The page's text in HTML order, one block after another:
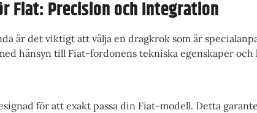
Fiat: Precision och Integration
är det viktigt att välja en dragkrok som är
hänsyn till Fiat-fordonens tekniska egenskaper
för att exakt passa din Fiat-modell. Detta